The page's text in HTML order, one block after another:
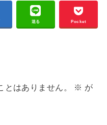
送る Pocket
はありません。 ※ が